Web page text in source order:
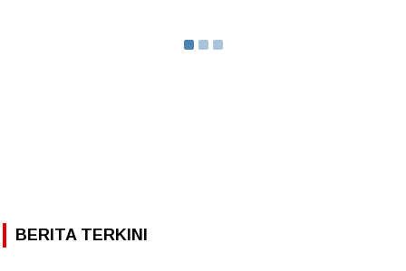
BERITA TERKINI